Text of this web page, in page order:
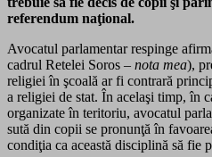
referendum naţional.
Avocatul parlamentar respinge
cadrul Retelei Soros – nota mea),
religiei în şcoală ar fi contrară
a religiei de stat. În acelaşi timp, în
organizate în teritoriu, avocatul
sută din copii se pronunţă în
condiţia ca această disciplină să fie